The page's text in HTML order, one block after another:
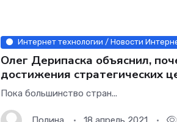
Интернет технологии / Новости
Олег Дерипаска объяснил,
достижения стратегических
развивать долговой рынок -
Пока большинство стран...